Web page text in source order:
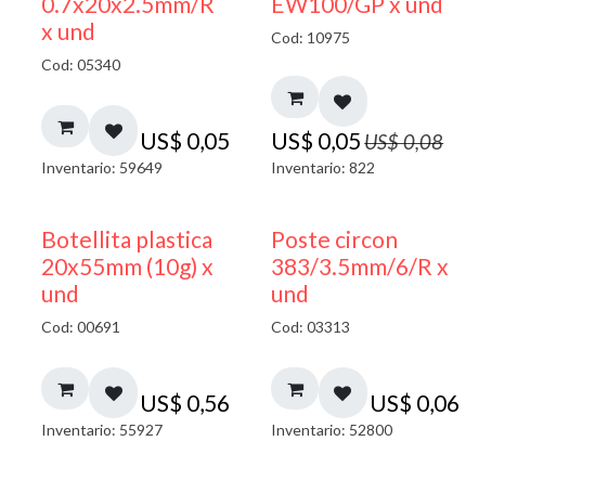
x und
Cod: 05340
US$ 0,05
Inventario: 59649
Cod: 10975
US$ 0,05US$0,08
Inventario: 822
Botellita plastica
20x55mm (10g) x
und
Cod: 00691
US$ 0,56
Inventario: 55927
Poste circon
383/3.5mm/6/R x
und
Cod: 03313
US$ 0,06
Inventario: 52800